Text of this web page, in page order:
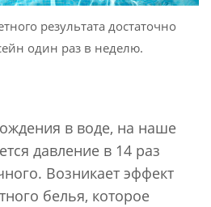
результата достаточно
один раз в неделю.
в воде, на наше
давление в 14 раз
Возникает эффект
белья, которое